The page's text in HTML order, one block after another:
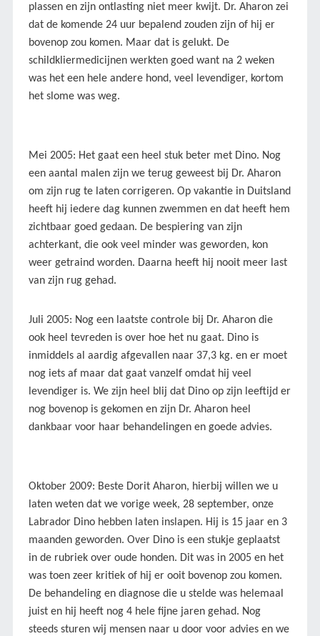
plassen en zijn ontlasting niet meer kwijt. Dr. Aharon zei
dat de komende 24 uur bepalend zouden zijn of hij er
bovenop zou komen. Maar dat is gelukt. De
schildkliermedicijnen werkten goed want na 2 weken
was het een hele andere hond, veel levendiger, kortom
het slome was weg.
Mei 2005: Het gaat een heel stuk beter met Dino. Nog
een aantal malen zijn we terug geweest bij Dr. Aharon
om zijn rug te laten corrigeren. Op vakantie in Duitsland
heeft hij iedere dag kunnen zwemmen en dat heeft hem
zichtbaar goed gedaan. De bespiering van zijn
achterkant, die ook veel minder was geworden, kon
weer getraind worden. Daarna heeft hij nooit meer last
van zijn rug gehad.
Juli 2005: Nog een laatste controle bij Dr. Aharon die
ook heel tevreden is over hoe het nu gaat. Dino is
inmiddels al aardig afgevallen naar 37,3 kg. en er moet
nog iets af maar dat gaat vanzelf omdat hij veel
levendiger is. We zijn heel blij dat Dino op zijn leeftijd er
nog bovenop is gekomen en zijn Dr. Aharon heel
dankbaar voor haar behandelingen en goede advies.
Oktober 2009: Beste Dorit Aharon, hierbij willen we u
laten weten dat we vorige week, 28 september, onze
Labrador Dino hebben laten inslapen. Hij is 15 jaar en 3
maanden geworden. Over Dino is een stukje geplaatst
in de rubriek over oude honden. Dit was in 2005 en het
was toen zeer kritiek of hij er ooit bovenop zou komen.
De behandeling en diagnose die u stelde was helemaal
juist en hij heeft nog 4 hele fijne jaren gehad. Nog
steeds sturen wij mensen naar u door voor advies en we